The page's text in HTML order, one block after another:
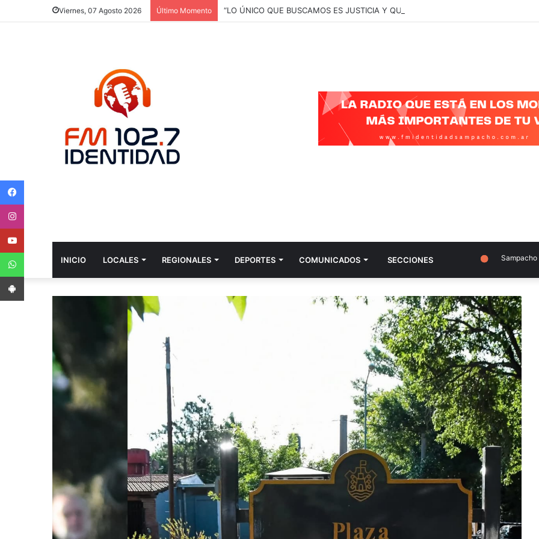
Viernes, 07 Agosto 2026 Último Momento “LO ÚNICO QUE BUSCAMOS ES JUSTICIA Y QUE SE CONOZCA LA VERDAD”
INICIO LOCALES REGIONALES DEPORTES COMUNICADOS SECCIONES Sampacho
App Android